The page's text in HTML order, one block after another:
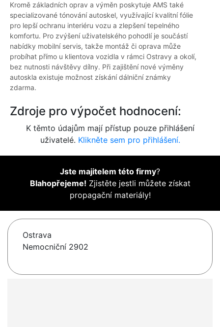
Kromě základních oprav a výměn poskytuje AMS také
specializované tónování autoskel, využívající kvalitní fólie
pro lepší ochranu interiéru vozu a zlepšení tepelného
komfortu. Pro zvýšení uživatelského pohodlí je součástí
nabídky mobilní servis, takže montáž či oprava může
probíhat přímo u klientova vozidla v rámci Ostravy a okolí,
bez nutnosti návštěvy dílny. Při zajištění nové výměny
autoskla existuje možnost získání dálniční známky
zdarma.
Zdroje pro výpočet hodnocení:
K těmto údajům mají přístup pouze přihlášení
uživatelé. Klikněte sem pro přihlášení.
Jste majitelem této firmy?
Blahopřejeme! Zjistěte jestli můžete získat
propagační materiály!
Ostrava
Nemocniční 2902